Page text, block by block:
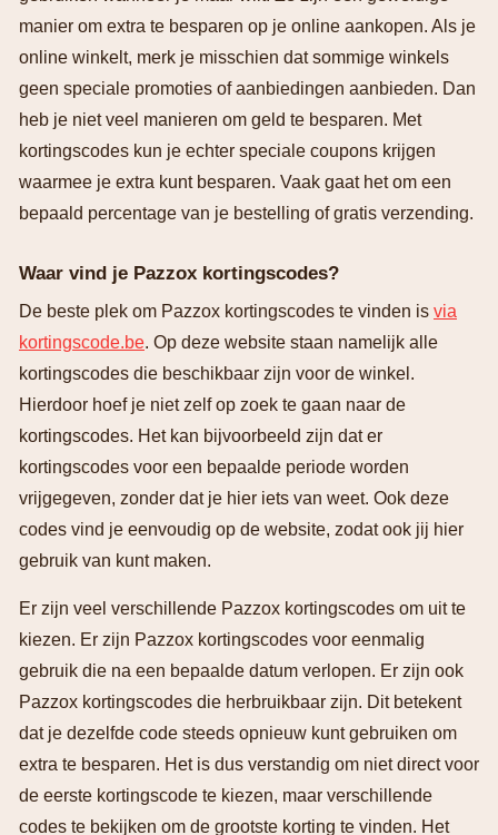
manier om extra te besparen op je online aankopen. Als je
online winkelt, merk je misschien dat sommige winkels
geen speciale promoties of aanbiedingen aanbieden. Dan
heb je niet veel manieren om geld te besparen. Met
kortingscodes kun je echter speciale coupons krijgen
waarmee je extra kunt besparen. Vaak gaat het om een
bepaald percentage van je bestelling of gratis verzending.
Waar vind je Pazzox kortingscodes?
De beste plek om Pazzox kortingscodes te vinden is via
kortingscode.be. Op deze website staan namelijk alle
kortingscodes die beschikbaar zijn voor de winkel.
Hierdoor hoef je niet zelf op zoek te gaan naar de
kortingscodes. Het kan bijvoorbeeld zijn dat er
kortingscodes voor een bepaalde periode worden
vrijgegeven, zonder dat je hier iets van weet. Ook deze
codes vind je eenvoudig op de website, zodat ook jij hier
gebruik van kunt maken.
Er zijn veel verschillende Pazzox kortingscodes om uit te
kiezen. Er zijn Pazzox kortingscodes voor eenmalig
gebruik die na een bepaalde datum verlopen. Er zijn ook
Pazzox kortingscodes die herbruikbaar zijn. Dit betekent
dat je dezelfde code steeds opnieuw kunt gebruiken om
extra te besparen. Het is dus verstandig om niet direct voor
de eerste kortingscode te kiezen, maar verschillende
codes te bekijken om de grootste korting te vinden. Het